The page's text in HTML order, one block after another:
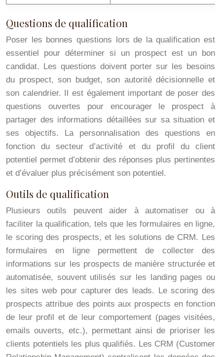
Questions de qualification
Poser les bonnes questions lors de la qualification est
essentiel pour déterminer si un prospect est un bon
candidat. Les questions doivent porter sur les besoins
du prospect, son budget, son autorité décisionnelle et
son calendrier. Il est également important de poser des
questions ouvertes pour encourager le prospect à
partager des informations détaillées sur sa situation et
ses objectifs. La personnalisation des questions en
fonction du secteur d’activité et du profil du client
potentiel permet d’obtenir des réponses plus pertinentes
et d’évaluer plus précisément son potentiel.
Outils de qualification
Plusieurs outils peuvent aider à automatiser ou à
faciliter la qualification, tels que les formulaires en ligne,
le scoring des prospects, et les solutions de CRM. Les
formulaires en ligne permettent de collecter des
informations sur les prospects de manière structurée et
automatisée, souvent utilisés sur les landing pages ou
les sites web pour capturer des leads. Le scoring des
prospects attribue des points aux prospects en fonction
de leur profil et de leur comportement (pages visitées,
emails ouverts, etc.), permettant ainsi de prioriser les
clients potentiels les plus qualifiés. Les CRM (Customer